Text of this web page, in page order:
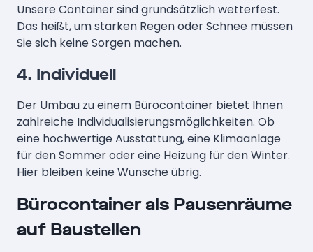
Unsere Container sind grundsätzlich wetterfest.
Das heißt, um starken Regen oder Schnee müssen
Sie sich keine Sorgen machen.
4. Individuell
Der Umbau zu einem Bürocontainer bietet Ihnen
zahlreiche Individualisierungsmöglichkeiten. Ob
eine hochwertige Ausstattung, eine Klimaanlage
für den Sommer oder eine Heizung für den Winter.
Hier bleiben keine Wünsche übrig.
Bürocontainer als Pausenräume
auf Baustellen